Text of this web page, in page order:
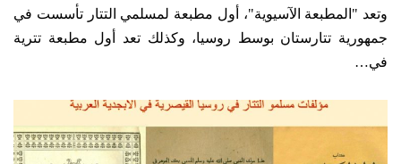
وتعد "المطبعة الآسيوية"، أول مطبعة لمسلمي التتار تأسست في
جمهورية تتارستان بوسط روسيا، وكذلك تعد أول مطبعة تترية
في…